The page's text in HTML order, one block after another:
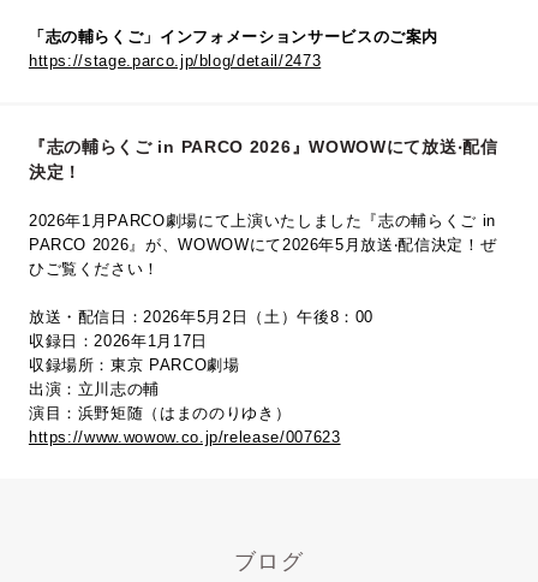
「志の輔らくご」インフォメーションサービスのご案内
https://stage.parco.jp/blog/detail/2473
『志の輔らくご in PARCO 2026』WOWOWにて放送‧配信
決定！
2026年1月PARCO劇場にて上演いたしました『志の輔らくご in
PARCO 2026』が、WOWOWにて2026年5⽉放送‧配信決定！ぜ
ひご覧ください！
放送・配信日：2026年5月2日（土）午後8：00
収録日：2026年1月17日
収録場所：東京 PARCO劇場
出演：立川志の輔
演目：浜野矩随（はまののりゆき）
https://www.wowow.co.jp/release/007623
ブログ